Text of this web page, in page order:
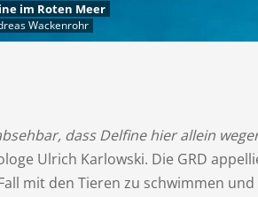
im Roten Meer
Wackenrohr
dass Delfine hier allein
Ulrich Karlowski. Die GRD
mit den Tieren zu schwimmen